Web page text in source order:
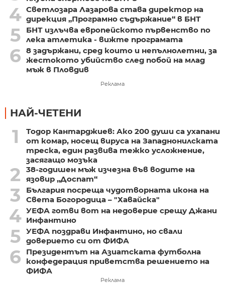
4 Светлозара Лазарова става директор на
дирекция „Програмно съдържание“ в БНТ
5
БНТ излъчва европейското първенство по
лека атлетика - вижте програмата
6 8 задържани, сред които и непълнолетни, за
жестокото убийство след побой на млад
мъж в Пловдив
Реклама
НАЙ-ЧЕТЕНИ
1
Тодор Кантарджиев: Ако 200 души са ухапани
от комар, носещ вируса на Западнонилската
треска, един развива тежко усложнение,
засягащо мозъка
2
38-годишен мъж изчезна във водите на
язовир „Доспат“
3
България посреща чудотворната икона на
Света Богородица – "Хавайска"
4 УЕФА готви вот на недоверие срещу Джани
Инфантино
5 УЕФА поздрави Инфантино, но свали
доверието си от ФИФА
6
Президентът на Азиатската футболна
конфедерация приветства решението на
ФИФА
Реклама